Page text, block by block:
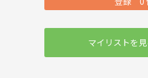
マイリストを